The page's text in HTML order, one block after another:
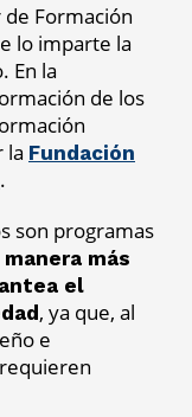
Formación
lo imparte la
En la
de los
la Fundación
.
son programas
más
el
, ya que, al
e